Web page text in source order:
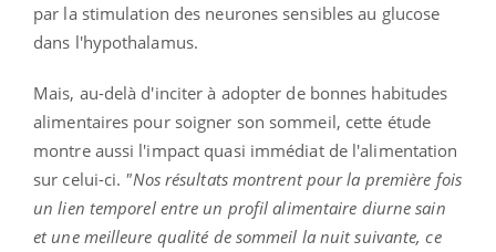
par la stimulation des neurones sensibles au glucose
dans l'hypothalamus.
Mais, au-delà d'inciter à adopter de bonnes habitudes
alimentaires pour soigner son sommeil, cette étude
montre aussi l'impact quasi immédiat de l'alimentation
sur celui-ci. "Nos résultats montrent pour la première fois
un lien temporel entre un profil alimentaire diurne sain
et une meilleure qualité de sommeil la nuit suivante, ce